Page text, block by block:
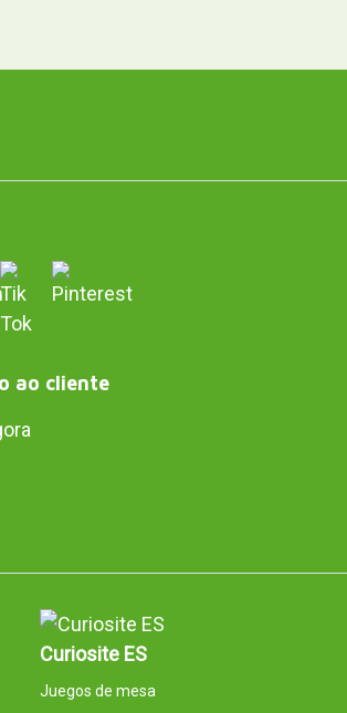
ao cliente
Curiosite ES
Juegos de mesa